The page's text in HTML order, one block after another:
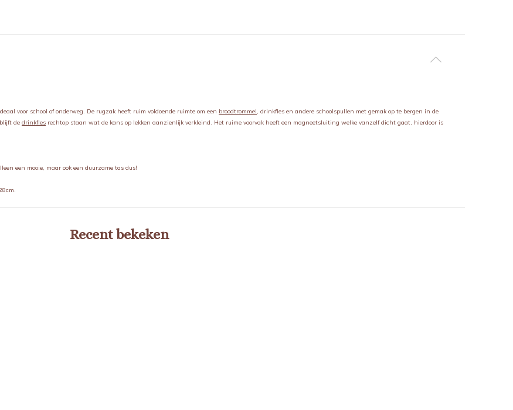
voor school of onderweg. De rugzak heeft ruim voldoende ruimte om een broodtrommel, drinkfles en andere schoolspullen met gemak op te bergen in de
de drinkfles rechtop staan wat de kans op lekken aanzienlijk verkleind. Het ruime voorvak heeft een magneetsluiting welke vanzelf dicht gaat, hierdoor is
een mooie, maar ook een duurzame tas dus!
Recent bekeken